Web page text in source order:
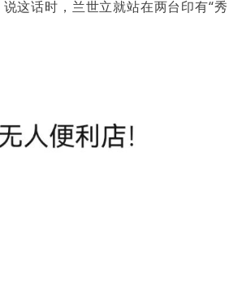
这话时，兰世立就站在两台印有“秀